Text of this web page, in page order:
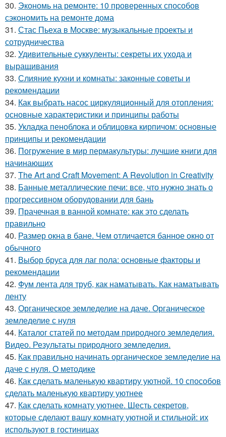
30. Экономь на ремонте: 10 проверенных способов
сэкономить на ремонте дома
31. Стас Пьеха в Москве: музыкальные проекты и
сотрудничества
32. Удивительные суккуленты: секреты их ухода и
выращивания
33. Слияние кухни и комнаты: законные советы и
рекомендации
34. Как выбрать насос циркуляционный для отопления:
основные характеристики и принципы работы
35. Укладка пеноблока и облицовка кирпичом: основные
принципы и рекомендации
36. Погружение в мир пермакультуры: лучшие книги для
начинающих
37. The Art and Craft Movement: A Revolution in Creativity
38. Банные металлические печи: все, что нужно знать о
прогрессивном оборудовании для бань
39. Прачечная в ванной комнате: как это сделать
правильно
40. Размер окна в бане. Чем отличается банное окно от
обычного
41. Выбор бруса для лаг пола: основные факторы и
рекомендации
42. Фум лента для труб, как наматывать. Как наматывать
ленту
43. Органическое земледелие на даче. Органическое
земледелие с нуля
44. Каталог статей по методам природного земледелия.
Видео. Результаты природного земледелия.
45. Как правильно начинать органическое земледелие на
даче с нуля. О методике
46. Как сделать маленькую квартиру уютной. 10 способов
сделать маленькую квартиру уютнее
47. Как сделать комнату уютнее. Шесть секретов,
которые сделают вашу комнату уютной и стильной: их
используют в гостиницах